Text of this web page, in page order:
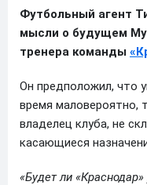
Футбольный агент
мысли о будущем
тренера команды
Он предположил, что
время маловероятно,
владелец клуба, не
касающиеся
«Будет ли